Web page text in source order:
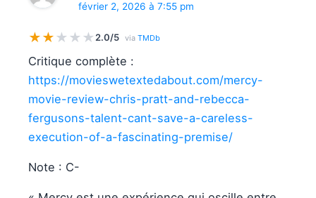
février 2, 2026 à 7:55 pm
★★★ ★ ★2.0/5 via TMDb
Critique complète :
https://movieswetextedabout.com/mercy-
movie-review-chris-pratt-and-rebecca-
fergusons-talent-cant-save-a-careless-
execution-of-a-fascinating-premise/
Note : C-